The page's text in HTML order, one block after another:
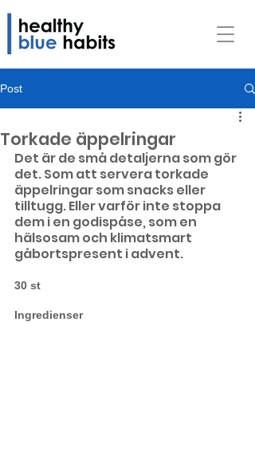
Post
Torkade äppelringar
Det är de små detaljerna som gör
det. Som att servera torkade
äppelringar som snacks eller
tilltugg. Eller varför inte stoppa
dem i en godispåse, som en
hälsosam och klimatsmart
gåbortspresent i advent.⠀
30 st
Ingredienser